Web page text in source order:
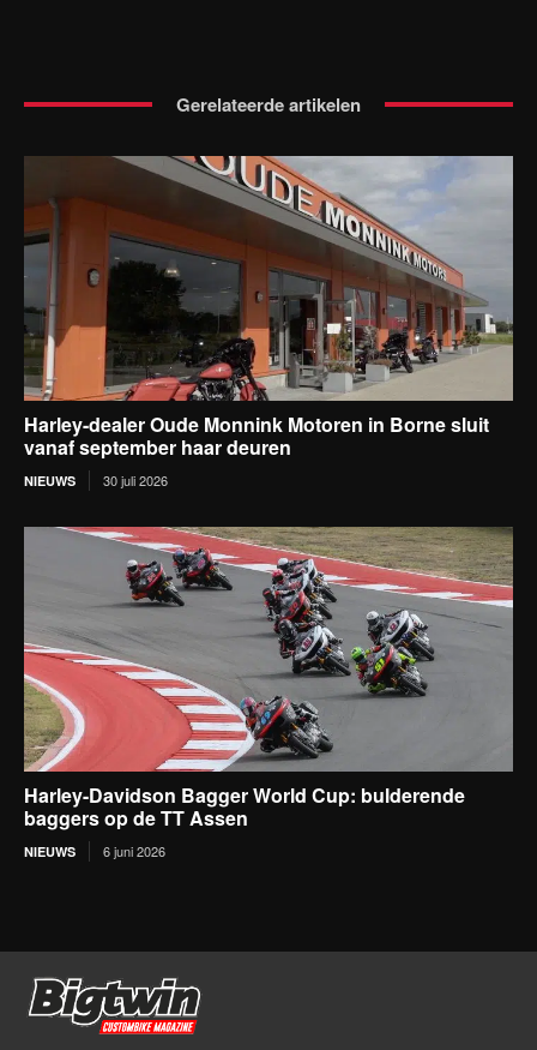
Gerelateerde artikelen
Harley-dealer Oude Monnink Motoren in Borne sluit
vanaf september haar deuren
NIEUWS 30 juli 2026
Harley-Davidson Bagger World Cup: bulderende
baggers op de TT Assen
NIEUWS 6 juni 2026